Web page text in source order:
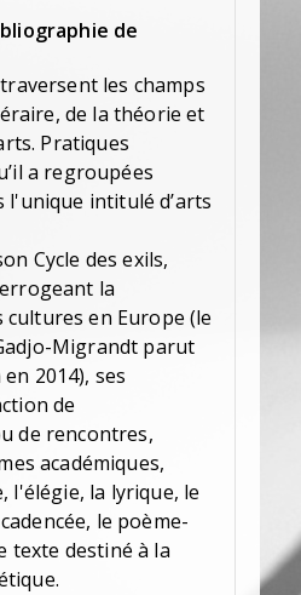
de
les champs
de la théorie et
Pratiques
a regroupées
l'unique intitulé d’arts
Cycle des exils,
la
cultures en Europe (le
Migrandt parut
2014), ses
de
de rencontres,
académiques,
l'élégie, la lyrique, le
le poème-
texte destiné à la